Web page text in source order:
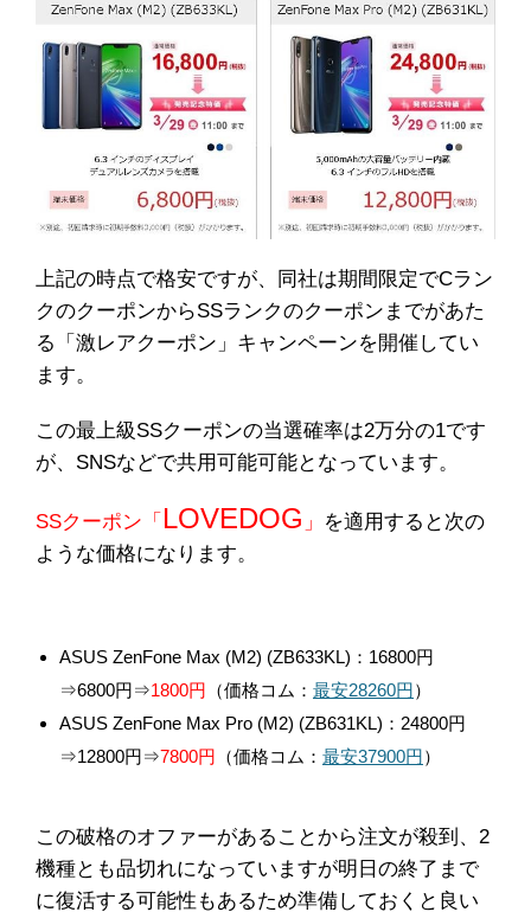
上記の時点で格安ですが、同社は期間限定でCラン
クのクーポンからSSランクのクーポンまでがあた
る「激レアクーポン」キャンペーンを開催してい
ます。
この最上級SSクーポンの当選確率は2万分の1です
が、SNSなどで共用可能可能となっています。
SSクーポン「 LOVEDOG 」
を適用すると次の
ような価格になります。
ASUS ZenFone Max (M2) (ZB633KL)：16800円
⇒6800円⇒1800円 （価格コム： 最安28260円）
ASUS ZenFone Max Pro (M2) (ZB631KL)：24800円
⇒12800円⇒7800円 （価格コム： 最安37900円）
この破格のオファーがあることから注文が殺到、2
機種とも品切れになっていますが明日の終了まで
に復活する可能性もあるため準備しておくと良い